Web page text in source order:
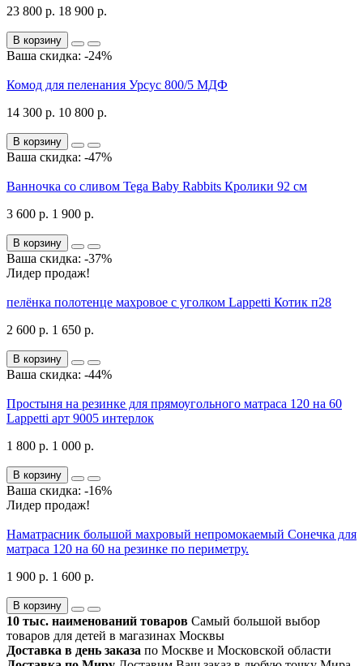
23 800 р. 18 900 р.
В корзину
Ваша скидка: -24%
Комод для пеленания Урсус 800/5 МДФ
14 300 р. 10 800 р.
В корзину
Ваша скидка: -47%
Ванночка со сливом Tega Baby Rabbits Кролики 92 см
3 600 р. 1 900 р.
В корзину
Ваша скидка: -37%
Лидер продаж!
пелёнка полотенце махровое с уголком Lappetti Котик п28
2 600 р. 1 650 р.
В корзину
Ваша скидка: -44%
Простыня на резинке для прямоугольного матраса 120 на 60
Lappetti арт 9005 интерлок
1 800 р. 1 000 р.
В корзину
Ваша скидка: -16%
Лидер продаж!
Наматрасник большой махровый непромокаемый Сонечка для
матраса 120 на 60 на резинке по периметру.
1 900 р. 1 600 р.
В корзину
10 тыс. наименований товаров Самый большой выбор
товаров для детей в магазинах Москвы
Доставка в день заказа по Москве и Московской области